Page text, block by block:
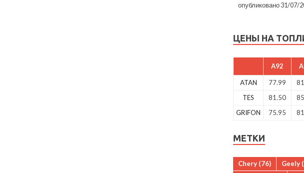
опубликовано 31/07/
ЦЕНЫ НА
A92
ATAN 77.99
TES
81.50
GRIFON
75.95
МЕТКИ
Chery (76) Geely